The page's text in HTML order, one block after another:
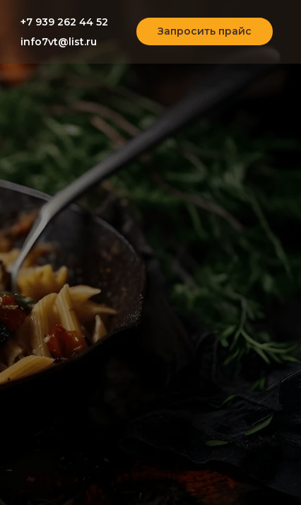
+7 939 262 44 52
info7vt@list.ru
Запросить прайс